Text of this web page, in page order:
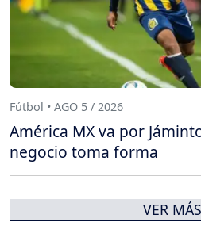
Fútbol • AGO 5 / 2026
América MX va por
negocio toma forma
VER